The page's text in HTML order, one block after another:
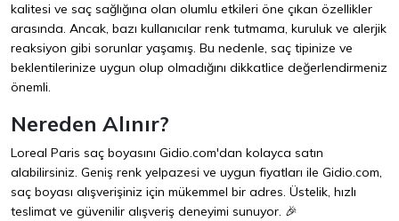
kalitesi ve saç sağlığına olan olumlu etkileri öne çıkan özellikler
arasında. Ancak, bazı kullanıcılar renk tutmama, kuruluk ve alerjik
reaksiyon gibi sorunlar yaşamış. Bu nedenle, saç tipinize ve
beklentilerinize uygun olup olmadığını dikkatlice değerlendirmeniz
önemli.
Nereden Alınır?
Loreal Paris saç boyasını Gidio.com'dan kolayca satın
alabilirsiniz. Geniş renk yelpazesi ve uygun fiyatları ile Gidio.com,
saç boyası alışverişiniz için mükemmel bir adres. Üstelik, hızlı
teslimat ve güvenilir alışveriş deneyimi sunuyor. 🎉